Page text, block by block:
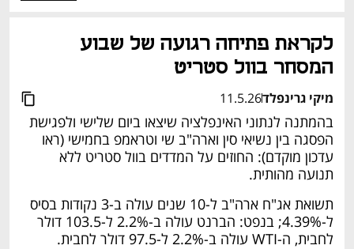
המסחר בוול סטריט
מיקי גרינפלד11.5.26
בהמתנה לנתוני האינפלציה שיצאו ביום שלישי ולפגישת
עדכון מוקדם): החוזים על המדדים בוול סטריט ללא
תנועה מהותית.
תשואת אג"ח ארה"ב ל-10 שנים עולה ב-3 נקודות בסיס
ל-4.39%; בנפט: הברנט עולה ב-2.2% ל-103.5 דולר
לחבית, ה-WTI עולה ב-2.2% ל-97.5 דולר לחבית.